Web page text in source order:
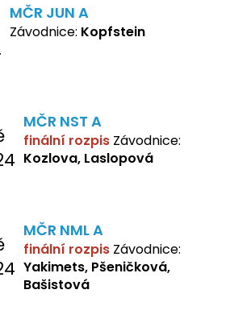
MČR JUN A
Závodnice: Kopfstein
MČR NST A
finální rozpis Závodnice:
Kozlova, Laslopová
MČR NML A
finální rozpis Závodnice:
Yakimets, Pšeničková,
Bašistová